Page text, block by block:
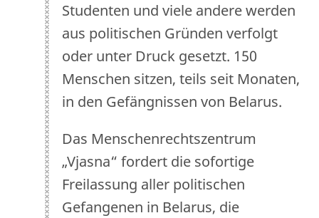
Studenten und viele andere werden
aus politischen Gründen verfolgt
oder unter Druck gesetzt. 150
Menschen sitzen, teils seit Monaten,
in den Gefängnissen von Belarus.
Das Menschenrechtszentrum
„Vjasna“ fordert die sofortige
Freilassung aller politischen
Gefangenen in Belarus, die